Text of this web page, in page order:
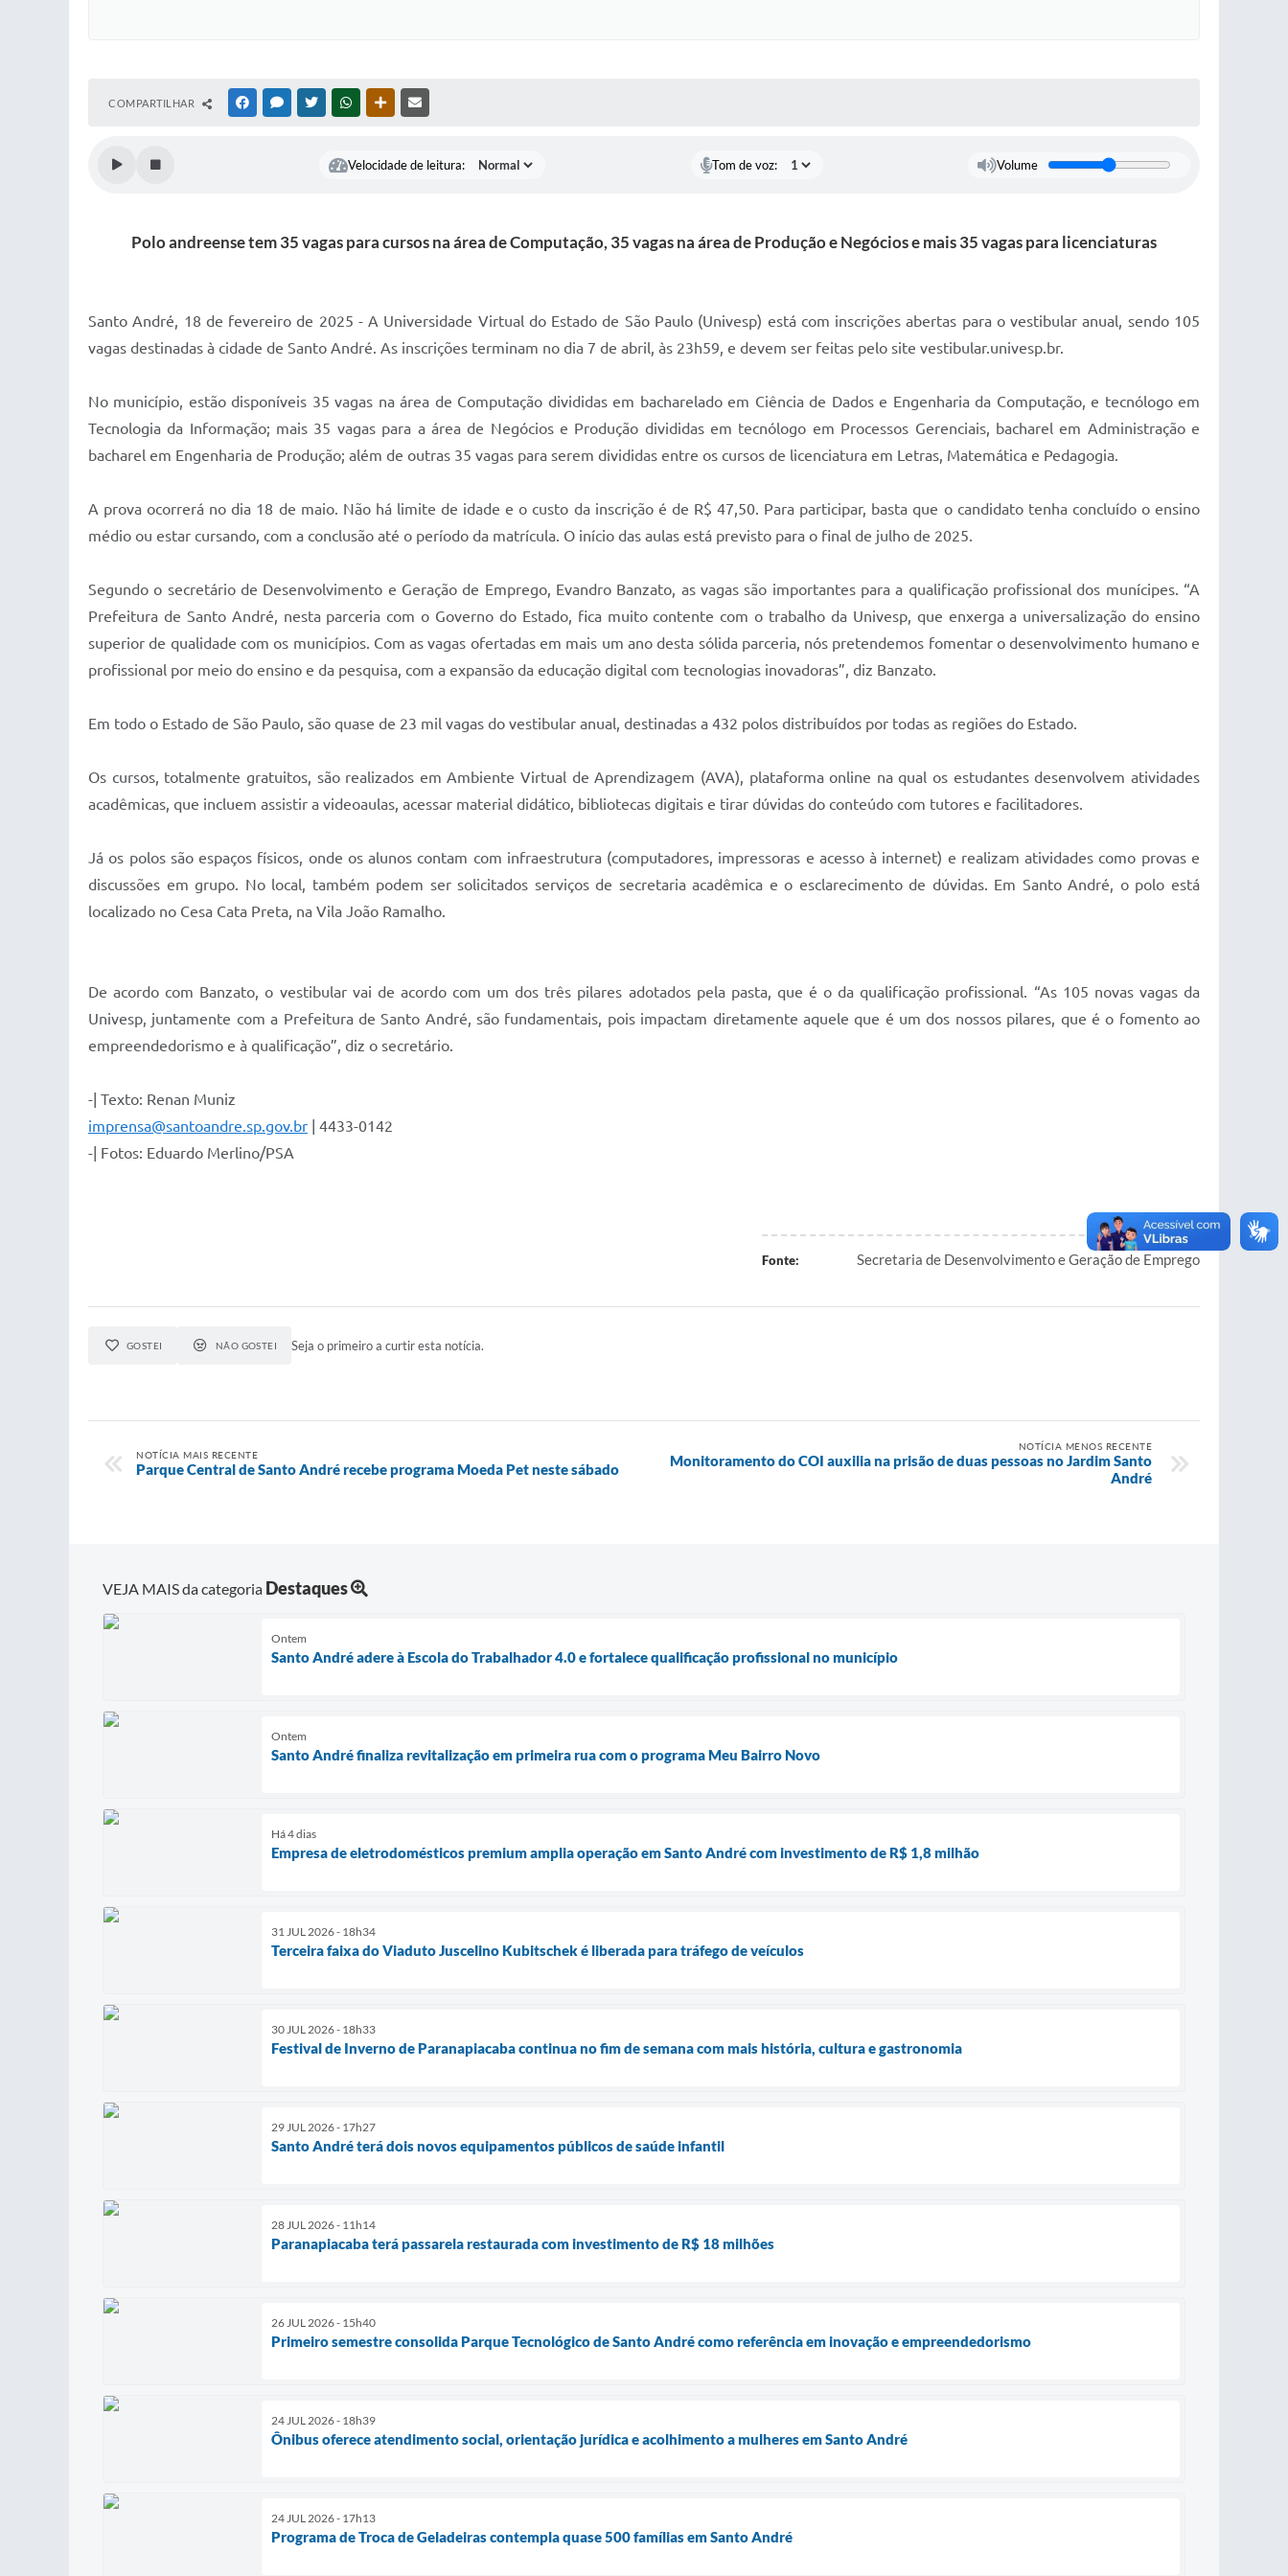
COMPARTILHAR FACEBOOKMESSENGER
TWITTERWHATSAPPOUTRAS MÍDIAS
Velocidade de leitura: Tom de voz: Volume
Polo andreense tem 35 vagas para cursos na área de Computação, 35 vagas na área de Produção e Negócios e mais 35 vagas para licenciaturas
Santo André, 18 de fevereiro de 2025 - A Universidade Virtual do Estado de São Paulo (Univesp) está com inscrições abertas para o vestibular anual, sendo 105
vagas destinadas à cidade de Santo André. As inscrições terminam no dia 7 de abril, às 23h59, e devem ser feitas pelo site vestibular.univesp.br.
No município, estão disponíveis 35 vagas na área de Computação divididas em bacharelado em Ciência de Dados e Engenharia da Computação, e tecnólogo em
Tecnologia da Informação; mais 35 vagas para a área de Negócios e Produção divididas em tecnólogo em Processos Gerenciais, bacharel em Administração e
bacharel em Engenharia de Produção; além de outras 35 vagas para serem divididas entre os cursos de licenciatura em Letras, Matemática e Pedagogia.
A prova ocorrerá no dia 18 de maio. Não há limite de idade e o custo da inscrição é de R$ 47,50. Para participar, basta que o candidato tenha concluído o ensino
médio ou estar cursando, com a conclusão até o período da matrícula. O início das aulas está previsto para o final de julho de 2025.
Segundo o secretário de Desenvolvimento e Geração de Emprego, Evandro Banzato, as vagas são importantes para a qualificação profissional dos munícipes. “A
Prefeitura de Santo André, nesta parceria com o Governo do Estado, fica muito contente com o trabalho da Univesp, que enxerga a universalização do ensino
superior de qualidade com os municípios. Com as vagas ofertadas em mais um ano desta sólida parceria, nós pretendemos fomentar o desenvolvimento humano e
profissional por meio do ensino e da pesquisa, com a expansão da educação digital com tecnologias inovadoras”, diz Banzato.
Em todo o Estado de São Paulo, são quase de 23 mil vagas do vestibular anual, destinadas a 432 polos distribuídos por todas as regiões do Estado.
Os cursos, totalmente gratuitos, são realizados em Ambiente Virtual de Aprendizagem (AVA), plataforma online na qual os estudantes desenvolvem atividades
acadêmicas, que incluem assistir a videoaulas, acessar material didático, bibliotecas digitais e tirar dúvidas do conteúdo com tutores e facilitadores.
Já os polos são espaços físicos, onde os alunos contam com infraestrutura (computadores, impressoras e acesso à internet) e realizam atividades como provas e
discussões em grupo. No local, também podem ser solicitados serviços de secretaria acadêmica e o esclarecimento de dúvidas. Em Santo André, o polo está
localizado no Cesa Cata Preta, na Vila João Ramalho.
De acordo com Banzato, o vestibular vai de acordo com um dos três pilares adotados pela pasta, que é o da qualificação profissional. “As 105 novas vagas da
Univesp, juntamente com a Prefeitura de Santo André, são fundamentais, pois impactam diretamente aquele que é um dos nossos pilares, que é o fomento ao
empreendedorismo e à qualificação”, diz o secretário.
-| Texto: Renan Muniz
imprensa@santoandre.sp.gov.br | 4433-0142
-| Fotos: Eduardo Merlino/PSA
Fonte: Secretaria de Desenvolvimento e Geração de Emprego
GOSTEI NÃO GOSTEI Seja o primeiro a curtir esta notícia.
NOTÍCIA MAIS RECENTE
Parque Central de Santo André recebe programa Moeda Pet neste sábado
NOTÍCIA MENOS RECENTE
Monitoramento do COI auxilia na prisão de duas pessoas no Jardim Santo
André
VEJA MAIS da categoria Destaques
Ontem
Santo André adere à Escola do Trabalhador 4.0 e fortalece qualificação profissional no município
Ontem
Santo André finaliza revitalização em primeira rua com o programa Meu Bairro Novo
Há 4 dias
Empresa de eletrodomésticos premium amplia operação em Santo André com investimento de R$ 1,8 milhão
31 JUL 2026 - 18h34
Terceira faixa do Viaduto Juscelino Kubitschek é liberada para tráfego de veículos
30 JUL 2026 - 18h33
Festival de Inverno de Paranapiacaba continua no fim de semana com mais história, cultura e gastronomia
29 JUL 2026 - 17h27
Santo André terá dois novos equipamentos públicos de saúde infantil
28 JUL 2026 - 11h14
Paranapiacaba terá passarela restaurada com investimento de R$ 18 milhões
26 JUL 2026 - 15h40
Primeiro semestre consolida Parque Tecnológico de Santo André como referência em inovação e empreendedorismo
24 JUL 2026 - 18h39
Ônibus oferece atendimento social, orientação jurídica e acolhimento a mulheres em Santo André
24 JUL 2026 - 17h13
Programa de Troca de Geladeiras contempla quase 500 famílias em Santo André